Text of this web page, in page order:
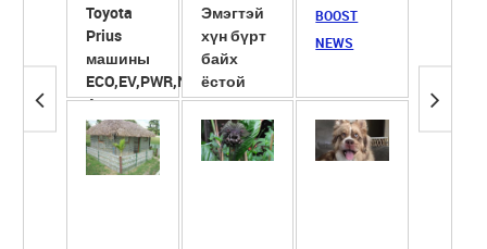
Toyota
Prius
машины
ECO,EV,PWR,NRL
4 горим
Эмэгтэй
хүн бүрт
байх
ёстой
гутлууд
BOOST
NEWS